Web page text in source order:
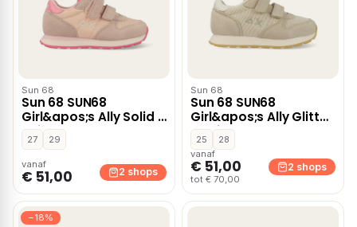
Sun 68
Sun 68 SUN68
Girl&apos;s Ally Solid –
Beige
27 29
vanaf
€ 51,00 2 shops
Sun 68
Sun 68 SUN68
Girl&apos;s Ally Glitter
– Beige
25
28
vanaf
€ 51,00
tot € 70,00
2 shops
−18%